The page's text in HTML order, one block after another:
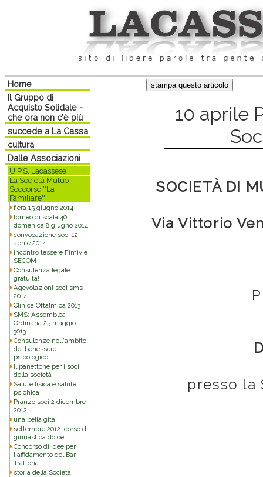
Home
Il Gruppo di
Acquisto Solidale -
che ora non c'è più
succede a La Cassa
cultura
Dalle Associazioni
U.P.S. Lacassese
La Società Mutuo
Soccorso ''La
Familiare''
fiera 15 giugno 2014
torneo di scala 40
domenica 8 giugno 2014
convocazione soci 12
aprile 2014
incontro tessere Fimiv e
SECOM
Consulenza legale
gratuita!
Agevolazioni soci sms
2014
Clinica Oftalmica 2013
SMS: Assemblea
Ordinaria 25 maggio
3013
Consulenze nell'ambito
del benessere
psicologico
Il panettone per i soci
della società
Salute fisica e salute
psichica
Pranzo soci 2 dicembre
2012
una bella gita
settembre 2012: corso di
ginnastica dolce
Concorso di idee per
l'affidamento del Bar
Trattoria
storia della Società
10 aprile
SOCIETÀ DI
Via Vittorio
presso la